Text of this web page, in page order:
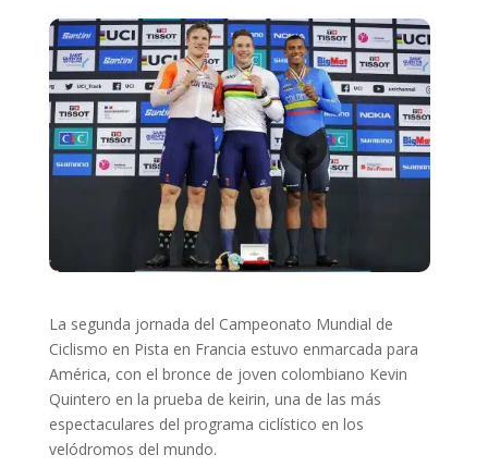
La segunda jornada del Campeonato Mundial de
Ciclismo en Pista en Francia estuvo enmarcada para
América, con el bronce de joven colombiano Kevin
Quintero en la prueba de keirin, una de las más
espectaculares del programa ciclístico en los
velódromos del mundo.